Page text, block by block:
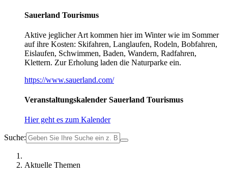
Sauerland Tourismus
Aktive jeglicher Art kommen hier im Winter wie im Sommer
auf ihre Kosten: Skifahren, Langlaufen, Rodeln, Bobfahren,
Eislaufen, Schwimmen, Baden, Wandern, Radfahren,
Klettern. Zur Erholung laden die Naturparke ein.
https://www.sauerland.com/
Veranstaltungskalender Sauerland Tourismus
Hier geht es zum Kalender
Suche:
Aktuelle Themen